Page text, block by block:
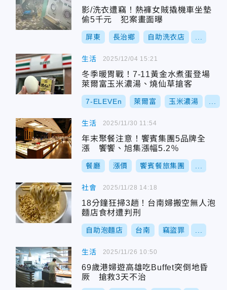
影/洗衣遭竊！熱褲女賊撬機車坐墊
偷5千元 犯案畫面曝
屏東 長治鄉 自助洗衣店
生活
冬季暖胃戰！7-11黃金水煮蛋登場
萊爾富玉米濃湯、燒仙草搶客
7-ELEVEn 萊爾富 玉米濃湯
2025/12/04 15:21
生活
年末聚餐注意！饗賓集團5品牌全
漲 饗饗、旭集漲幅5.2％
餐廳 漲價 饗賓餐旅集團
2025/11/30 11:54
社會
18分鐘狂掃3趟！台南婦搬空無人泡
麵店食材遭判刑
自助泡麵店 台南 竊盜罪
2025/11/28 14:18
生活
69歲港婦遊高雄吃Buffet突倒地昏
厥 搶救3天不治
2025/11/26 10:50